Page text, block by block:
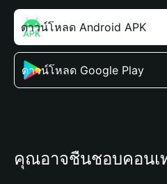
ดาวน์โหลด Android APK
ดาวน์โหลด Google Play
คุณอาจชื่นชอบคอนเ